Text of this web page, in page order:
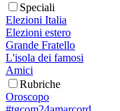
Speciali
Elezioni Italia
Elezioni estero
Grande Fratello
L'isola dei famosi
Amici
Rubriche
Oroscopo